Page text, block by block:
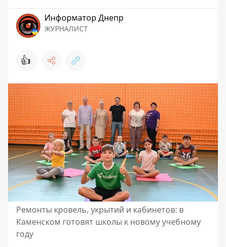
Информатор Днепр
ЖУРНАЛИСТ
👍
Ремонты кровель, укрытий и кабинетов: в
Каменском готовят школы к новому учебному
году